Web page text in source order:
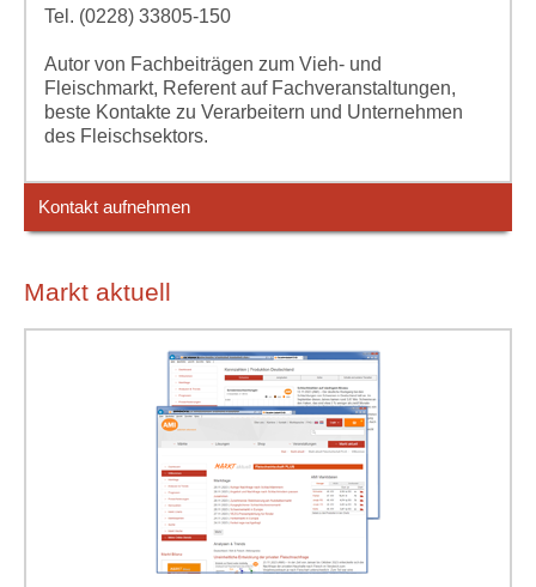
Tel. (0228) 33805-150
Autor von Fachbeiträgen zum Vieh- und
Fleischmarkt, Referent auf Fachveranstaltungen,
beste Kontakte zu Verarbeitern und Unternehmen
des Fleischsektors.
Kontakt aufnehmen
Markt aktuell